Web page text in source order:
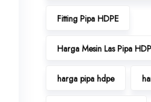
Fitting Pipa HDPE
Harga Mesin Las Pipa
harga pipa hdpe